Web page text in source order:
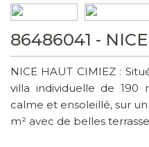
86486041 -
NICE HAUT CIMIEZ :
villa individuelle de 190
calme et ensoleillé, sur
m² avec de belles